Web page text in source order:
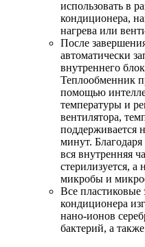
использовать в
кондиционера,
нагрева или
После
автоматически
внутреннего
Теплообменник
помощью
температуры и
вентилятора,
поддерживается
минут.
вся внутренняя
стерилизуется,
микробы и
Все пластиковые
кондиционера
нано-ионов
бактерий, а